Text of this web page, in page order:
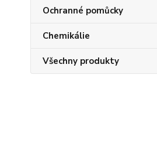
Ochranné pomůcky
Chemikálie
Všechny produkty